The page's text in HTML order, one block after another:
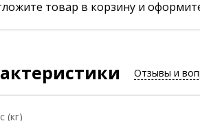
товар в корзину и
Отзывы и
(кг)